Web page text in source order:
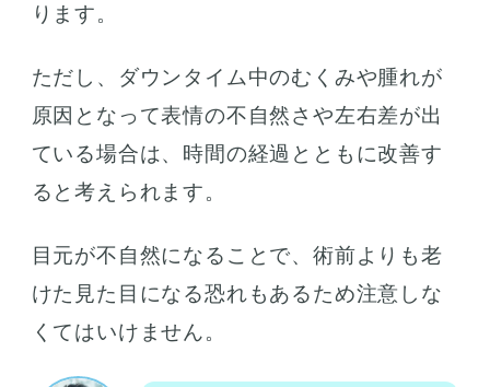
ります。
ただし、ダウンタイム中のむくみや腫れが
原因となって表情の不自然さや左右差が出
ている場合は、時間の経過とともに改善す
ると考えられます。
目元が不自然になることで、術前よりも老
けた見た目になる恐れもあるため注意しな
くてはいけません。